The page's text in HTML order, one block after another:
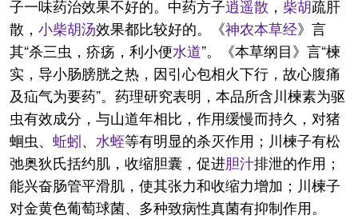
子一味药治效果不好的。中药方子逍遥散 ， 柴胡疏肝
散， 小柴胡汤效果都比较好的。《神农本草经》言
其“杀三虫，疥疡，利小便水道”。《本草纲目》言“楝
实，导小肠膀胱之热，因引心包相火下行，故心腹痛
及疝气为要药”。药理研究表明，本品所含川楝素为驱
虫有效成分，与山道年相比，作用缓慢而持久，对猪
蛔虫、 蚯蚓、 水蛭等有明显的杀灭作用；川楝子有松
弛奥狄氏括约肌，收缩胆囊，促进胆汁排泄的作用；
能兴奋肠管平滑肌，使其张力和收缩力增加；川楝子
对金黄色葡萄球菌、多种致病性真菌有抑制作用。